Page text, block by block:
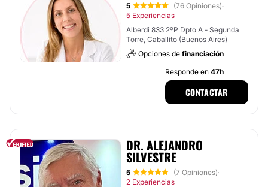
5 (76 Opiniones)·
5 Experiencias
Alberdi 833 2ºP Dpto A - Segunda
Torre, Caballito (Buenos Aires)
Opciones de financiación
Responde en 47h
CONTACTAR
DR. ALEJANDRO
SILVESTRE
5 (7 Opiniones)·
2 Experiencias